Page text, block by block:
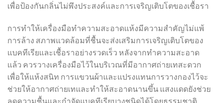
เพื่อป้องกันกลิ่นไม่พึงประสงค์และการเจริญเติบโตของเชื้อรา
การทำให้เครื่องมือทำความสะอาดแห้งมีความสำคัญไม่แพ้
การล้าง สภาพแวดล้อมที่ชื้นจะส่งเสริมการเจริญเติบโตของ
แบคทีเรียและเชื้อราอย่างรวดเร็ว หลังจากทำความสะอาด
แล้ว ควรวางเครื่องมือไว้ในบริเวณที่มีอากาศถ่ายเทสะดวก
เพื่อให้แห้งสนิท การแขวนผ้าและแปรงแทนการวางกองไว้จะ
ช่วยให้อากาศถ่ายเทและทำให้สะอาดนานขึ้น แสงแดดยังช่วย
ลดความชื้นและกำจัดแบคทีเรียบางชนิดได้โดยธรรมชาติ